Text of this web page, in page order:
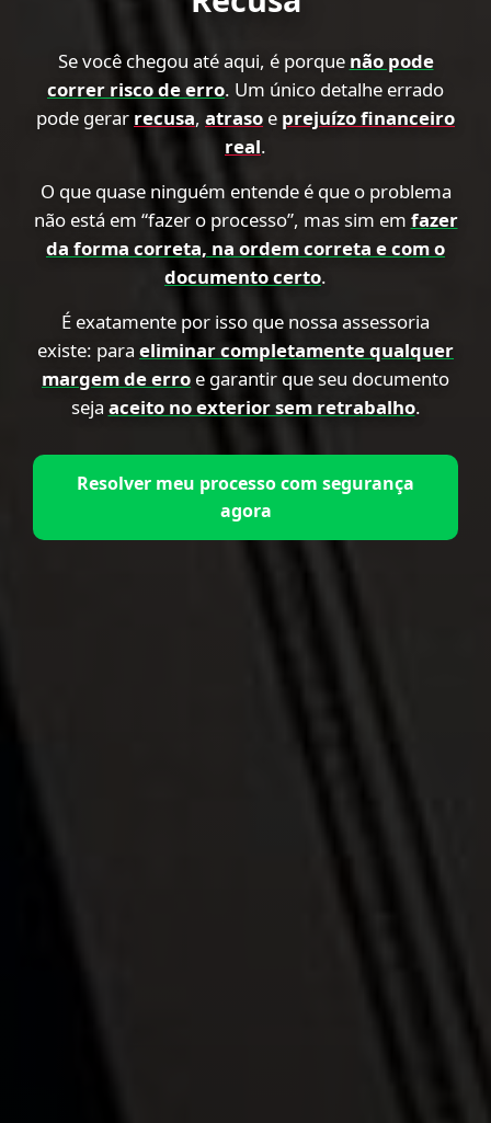
Se você chegou até aqui, é porque não pode
correr risco de erro. Um único detalhe errado
pode gerar recusa, atraso e prejuízo financeiro
real.
O que quase ninguém entende é que o problema
não está em “fazer o processo”, mas sim em fazer
da forma correta, na ordem correta e com o
documento certo.
É exatamente por isso que nossa assessoria
existe: para eliminar completamente qualquer
margem de erro e garantir que seu documento
seja aceito no exterior sem retrabalho.
Resolver meu processo com segurança
agora